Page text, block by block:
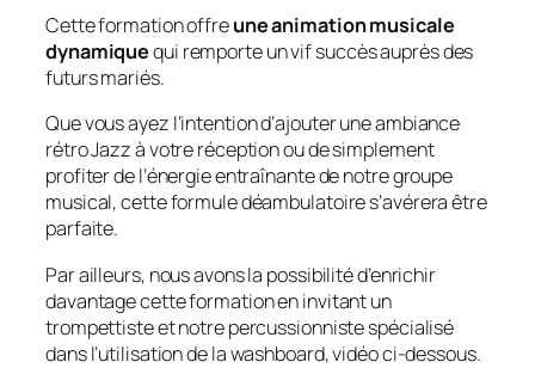
Cette formation offreune animation musicale
dynamiquequi remporte un vif succès auprès des
futurs mariés.
Que vous ayez l’intention d’ajouter une ambiance
rétro Jazz à votre réception ou de simplement
profiter de l’énergie entraînante de notre groupe
musical, cette formule déambulatoire s’avérera être
parfaite.
Par ailleurs, nous avons la possibilité d’enrichir
davantage cette formation en invitant un
trompettiste et notre percussionniste spécialisé
dans l’utilisation de la washboard, vidéo ci-dessous.